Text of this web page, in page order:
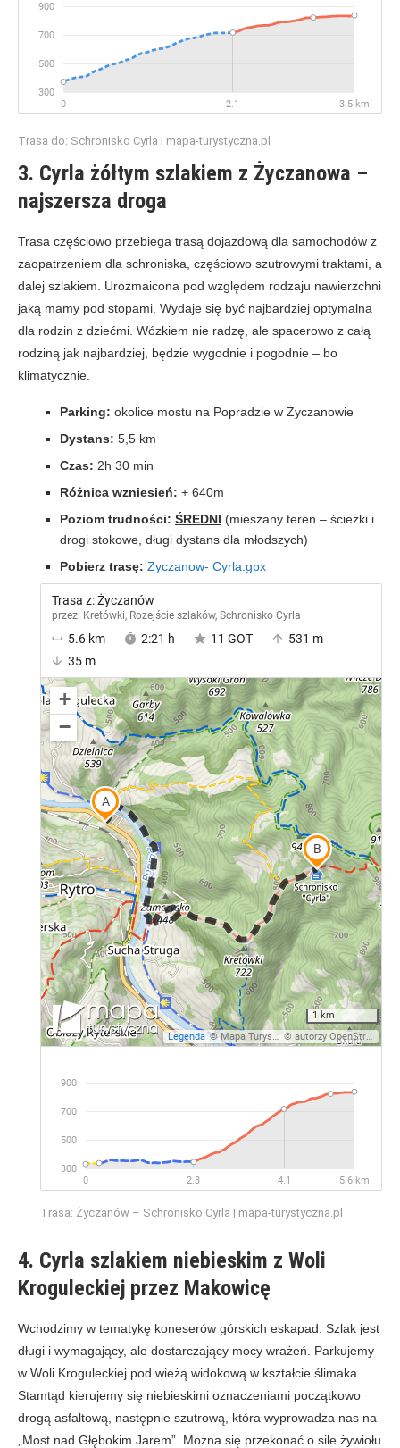
Trasa do: Schronisko Cyrla | mapa-turystyczna.pl
3. Cyrla żółtym szlakiem z Życzanowa –
najszersza droga
Trasa częściowo przebiega trasą dojazdową dla samochodów z
zaopatrzeniem dla schroniska, częściowo szutrowymi traktami, a
dalej szlakiem. Urozmaicona pod względem rodzaju nawierzchni
jaką mamy pod stopami. Wydaje się być najbardziej optymalna
dla rodzin z dziećmi. Wózkiem nie radzę, ale spacerowo z całą
rodziną jak najbardziej, będzie wygodnie i pogodnie – bo
klimatycznie.
Parking: okolice mostu na Popradzie w Życzanowie
Dystans: 5,5 km
Czas: 2h 30 min
Różnica wzniesień: + 640m
Poziom trudności: ŚREDNI (mieszany teren – ścieżki i
drogi stokowe, długi dystans dla młodszych)
Pobierz trasę: Zyczanow- Cyrla.gpx
Trasa: Życzanów – Schronisko Cyrla | mapa-turystyczna.pl
4. Cyrla szlakiem niebieskim z Woli
Kroguleckiej przez Makowicę
Wchodzimy w tematykę koneserów górskich eskapad. Szlak jest
długi i wymagający, ale dostarczający mocy wrażeń. Parkujemy
w Woli Kroguleckiej pod wieżą widokową w kształcie ślimaka.
Stamtąd kierujemy się niebieskimi oznaczeniami początkowo
drogą asfaltową, następnie szutrową, która wyprowadza nas na
„Most nad Głębokim Jarem”. Można się przekonać o sile żywiołu